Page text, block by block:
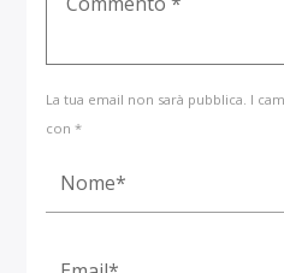
La tua email non sarà pubblica. I
con *